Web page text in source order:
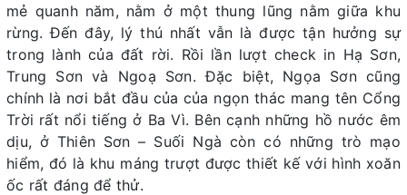
mẻ quanh năm, nằm ở một thung lũng nằm giữa khu
rừng. Đến đây, lý thú nhất vẫn là được tận hưởng sự
trong lành của đất rời. Rồi lần lượt check in Hạ Sơn,
Trung Sơn và Ngoạ Sơn. Đặc biệt, Ngọa Sơn cũng
chính là nơi bắt đầu của của ngọn thác mang tên Cổng
Trời rất nổi tiếng ở Ba Vì. Bên cạnh những hồ nước êm
dịu, ở Thiên Sơn – Suối Ngà còn có những trò mạo
hiểm, đó là khu máng trượt được thiết kế với hình xoăn
ốc rất đáng để thử.